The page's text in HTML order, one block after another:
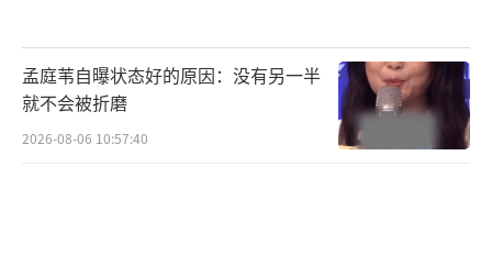
孟庭苇自曝状态好的原因：没有另一半
就不会被折磨
2026-08-06 10:57:40